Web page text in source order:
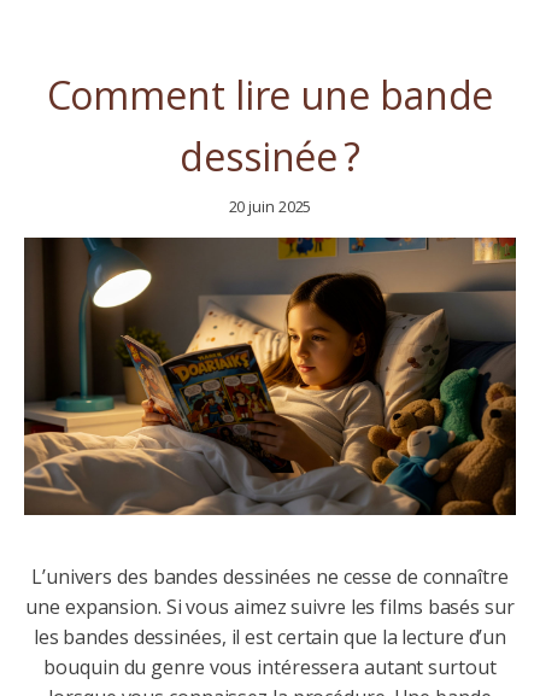
Comment lire une bande
dessinée ?
20 juin 2025
L’univers des bandes dessinées ne cesse de connaître
une expansion. Si vous aimez suivre les films basés sur
les bandes dessinées, il est certain que la lecture d’un
bouquin du genre vous intéressera autant surtout